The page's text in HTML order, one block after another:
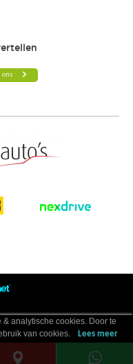
analytische cookies. Door te
van cookies.
Lees meer